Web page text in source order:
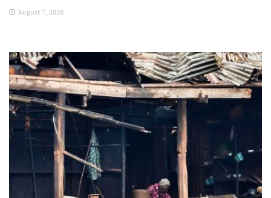
August 7, 2026